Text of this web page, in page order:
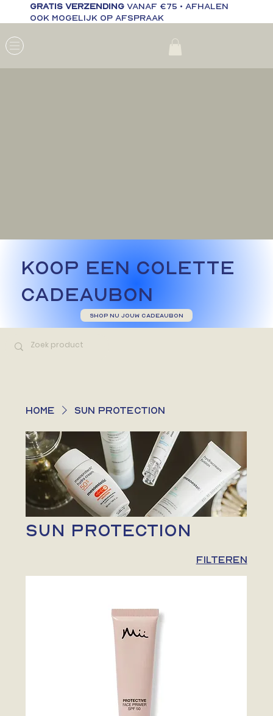
Gratis verzending vanaf €75 • Afhalen
ook mogelijk op afspraak
KOOP EEN COLETTE
CADEAUBON
SHOP NU JOUW CADEAUBON
Home SUN PROTECTION
SUN PROTECTION
Filteren